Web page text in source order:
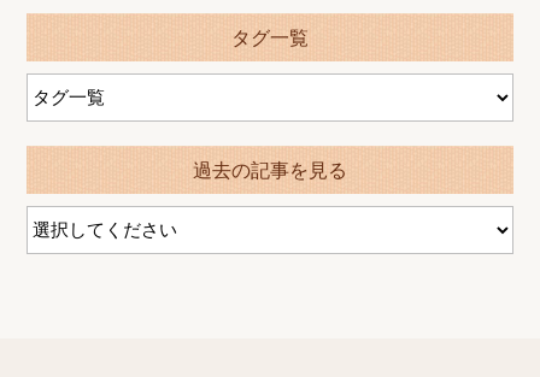
タグ一覧
過去の記事を見る